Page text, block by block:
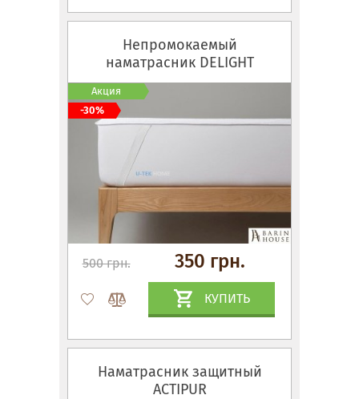
Непромокаемый
наматрасник DELIGHT
500 грн. 350 грн.
КУПИТЬ
Акция
-30%
Наматрасник защитный
ACTIPUR